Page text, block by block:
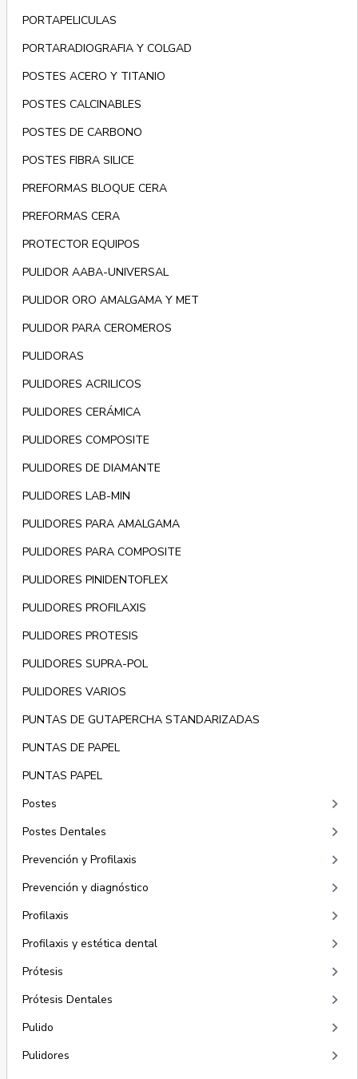
PORTAPELICULAS
PORTARADIOGRAFIA Y COLGAD
POSTES ACERO Y TITANIO
POSTES CALCINABLES
POSTES DE CARBONO
POSTES FIBRA SILICE
PREFORMAS BLOQUE CERA
PREFORMAS CERA
PROTECTOR EQUIPOS
PULIDOR AABA-UNIVERSAL
PULIDOR ORO AMALGAMA Y MET
PULIDOR PARA CEROMEROS
PULIDORAS
PULIDORES ACRILICOS
PULIDORES CERÁMICA
PULIDORES COMPOSITE
PULIDORES DE DIAMANTE
PULIDORES LAB-MIN
PULIDORES PARA AMALGAMA
PULIDORES PARA COMPOSITE
PULIDORES PINIDENTOFLEX
PULIDORES PROFILAXIS
PULIDORES PROTESIS
PULIDORES SUPRA-POL
PULIDORES VARIOS
PUNTAS DE GUTAPERCHA STANDARIZADAS
PUNTAS DE PAPEL
PUNTAS PAPEL
Postes
keyboard_arrow_right
Postes Dentales keyboard_arrow_right
Prevención y Profilaxis keyboard_arrow_right
Prevención y diagnóstico keyboard_arrow_right
Profilaxis keyboard_arrow_right
Profilaxis y estética dental keyboard_arrow_right
Prótesis keyboard_arrow_right
Prótesis Dentales keyboard_arrow_right
Pulido keyboard_arrow_right
Pulidores keyboard_arrow_right